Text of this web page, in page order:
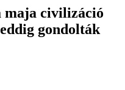
maja civilizáció
gondolták